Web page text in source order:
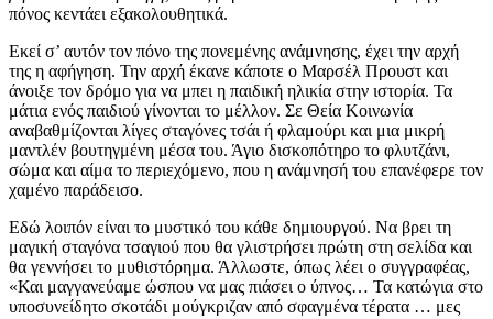
πόνος κεντάει εξακολουθητικά.
Εκεί σ’ αυτόν τον πόνο της πονεμένης ανάμνησης, έχει την αρχή
της η αφήγηση. Την αρχή έκανε κάποτε ο Μαρσέλ Προυστ και
άνοιξε τον δρόμο για να μπει η παιδική ηλικία στην ιστορία. Τα
μάτια ενός παιδιού γίνονται το μέλλον. Σε Θεία Κοινωνία
αναβαθμίζονται λίγες σταγόνες τσάι ή φλαμούρι και μια μικρή
μαντλέν βουτηγμένη μέσα του. Άγιο δισκοπότηρο το φλυτζάνι,
σώμα και αίμα το περιεχόμενο, που η ανάμνησή του επανέφερε τον
χαμένο παράδεισο.
Εδώ λοιπόν είναι το μυστικό του κάθε δημιουργού. Να βρει τη
μαγική σταγόνα τσαγιού που θα γλιστρήσει πρώτη στη σελίδα και
θα γεννήσει το μυθιστόρημα. Άλλωστε, όπως λέει ο συγγραφέας,
«Και μαγγανεύαμε ώσπου να μας πιάσει ο ύπνος… Τα κατώγια στο
υποσυνείδητο σκοτάδι μούγκριζαν από σφαγμένα τέρατα … μες